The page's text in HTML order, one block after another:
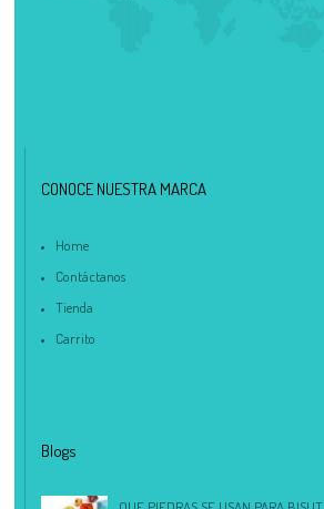
CONOCE NUESTRA MARCA
Home
Contáctanos
Tienda
Carrito
Blogs